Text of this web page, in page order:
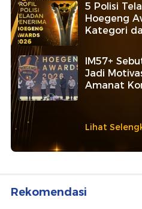
5 Polisi
Hoegeng
Kategori
IM57+
Jadi
Amanat
Lihat
Rekomendasi